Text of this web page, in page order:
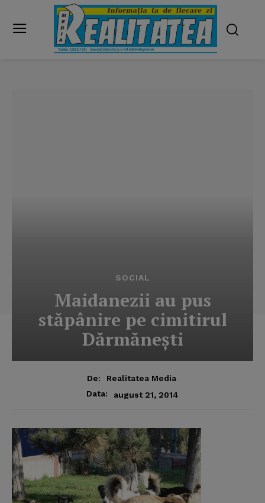
SOCIAL
Maidanezii au pus
stăpânire pe cimitirul
Dărmăneşti
De:
Realitatea Media
Data:
august 21, 2014